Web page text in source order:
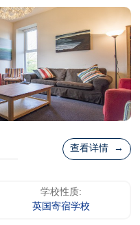
查看详情 →
学校性质:
英国寄宿学校